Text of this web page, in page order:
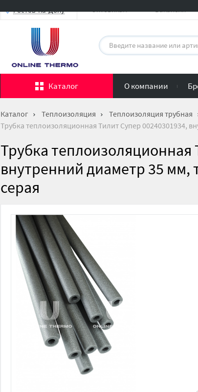
Ростов-на-Дону Оптовикам Вакансии
Каталог О компании
Каталог Теплоизоляция
Теплоизоляция трубная
Трубка теплоизоляционная Тилит Супер 00240301934,
Трубка теплоизоляционная
внутренний диаметр 35
серая